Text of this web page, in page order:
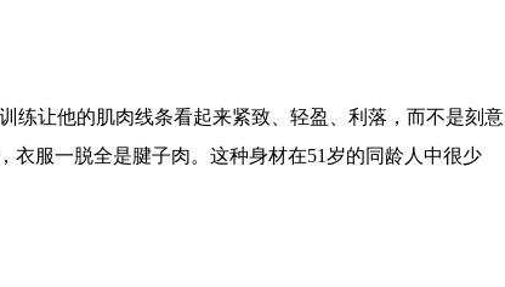
练让他的肌肉线条看起来紧致、轻盈、利落，而不是刻意
衣服一脱全是腱子肉。这种身材在51岁的同龄人中很少